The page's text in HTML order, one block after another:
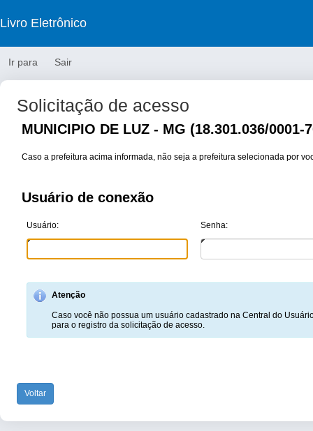
Livro Eletrônico
Ir para Sair
Solicitação de acesso
MUNICIPIO DE LUZ - MG (18.301.036/0001-
Caso a prefeitura acima informada, não seja a prefeitura selecionada por
Usuário de conexão
Usuário: Senha:
Atenção
Caso você não possua um usuário cadastrado na Central do
para o registro da solicitação de acesso.